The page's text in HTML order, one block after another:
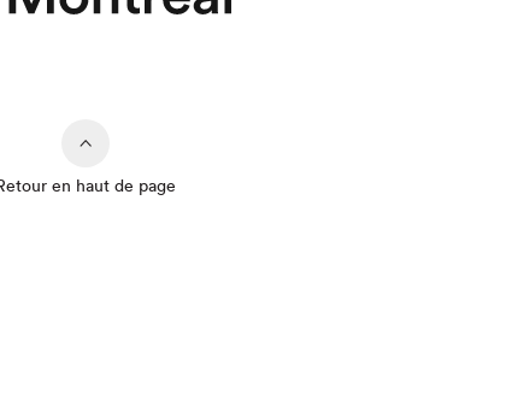
en haut de page